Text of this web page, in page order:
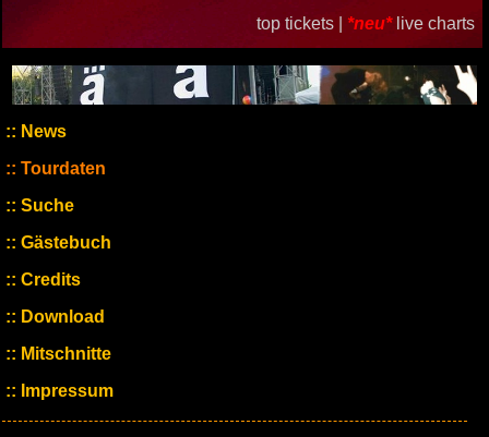
top tickets | *neu* live charts
News
Tourdaten
Suche
Gästebuch
Credits
Download
Mitschnitte
Impressum